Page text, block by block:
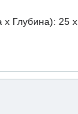
х Глубина): 25 x